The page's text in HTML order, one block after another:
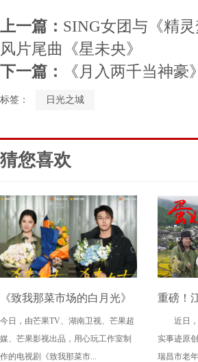
上一篇： SING女团与《精
风片尾曲《星未央》
下一篇：
《月入两千当神豪
标签： 日光之城
猜您喜欢
《致我那菜市场的白月光》
杀青 张婧仪陈靖可心向野互
成光
今日，由芒果TV、湖南卫视、芒果超
媒、芒果影视出品，用心玩工作室制
作的电视剧《致我那菜市...
重磅！
志竖屏
档三八
近日，
实事迹原
瑞昌市老